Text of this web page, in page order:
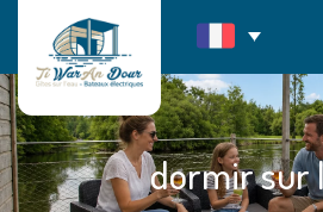
contenu
dormir sur